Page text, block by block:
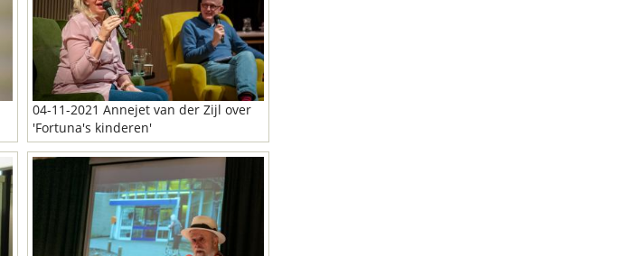
04-11-2021 Annejet van der Zijl over
'Fortuna's kinderen'